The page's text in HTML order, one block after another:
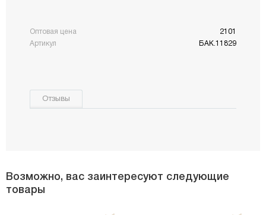
Оптовая цена
2101
Артикул
БАК.11829
Отзывы
Возможно, вас заинтересуют следующие
товары